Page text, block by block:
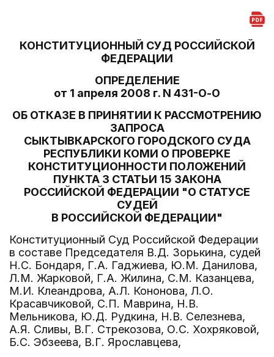
КОНСТИТУЦИОННЫЙ СУД РОССИЙСКОЙ
ФЕДЕРАЦИИ
ОПРЕДЕЛЕНИЕ
от 1 апреля 2008 г. N 431-О-О
ОБ ОТКАЗЕ В ПРИНЯТИИ К РАССМОТРЕНИЮ
ЗАПРОСА
СЫКТЫВКАРСКОГО ГОРОДСКОГО СУДА
РЕСПУБЛИКИ КОМИ О ПРОВЕРКЕ
КОНСТИТУЦИОННОСТИ ПОЛОЖЕНИЙ
ПУНКТА 3 СТАТЬИ 15 ЗАКОНА
РОССИЙСКОЙ ФЕДЕРАЦИИ "О СТАТУСЕ
СУДЕЙ
В РОССИЙСКОЙ ФЕДЕРАЦИИ"
Конституционный Суд Российской Федерации
в составе Председателя В.Д. Зорькина, судей
Н.С. Бондаря, Г.А. Гаджиева, Ю.М. Данилова,
Л.М. Жарковой, Г.А. Жилина, С.М. Казанцева,
М.И. Клеандрова, А.Л. Кононова, Л.О.
Красавчиковой, С.П. Маврина, Н.В.
Мельникова, Ю.Д. Рудкина, Н.В. Селезнева,
А.Я. Сливы, В.Г. Стрекозова, О.С. Хохряковой,
Б.С. Эбзеева, В.Г. Ярославцева,